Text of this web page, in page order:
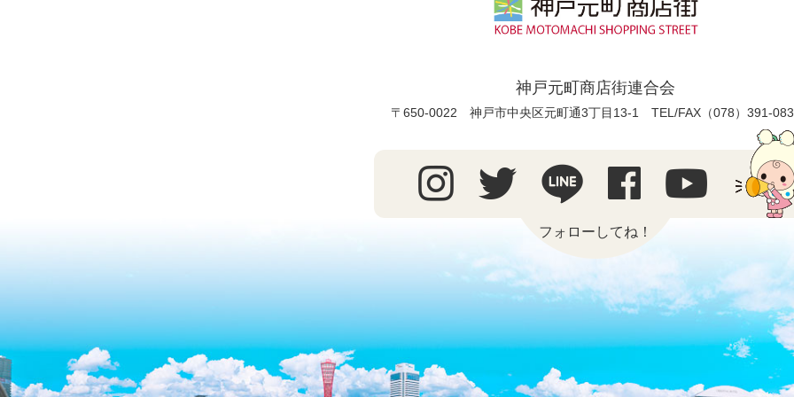
神戸元町商店街連合会
〒650-0022 神戸市中央区元町通3丁目13-1 TEL/FAX（078）391-
フォローしてね！